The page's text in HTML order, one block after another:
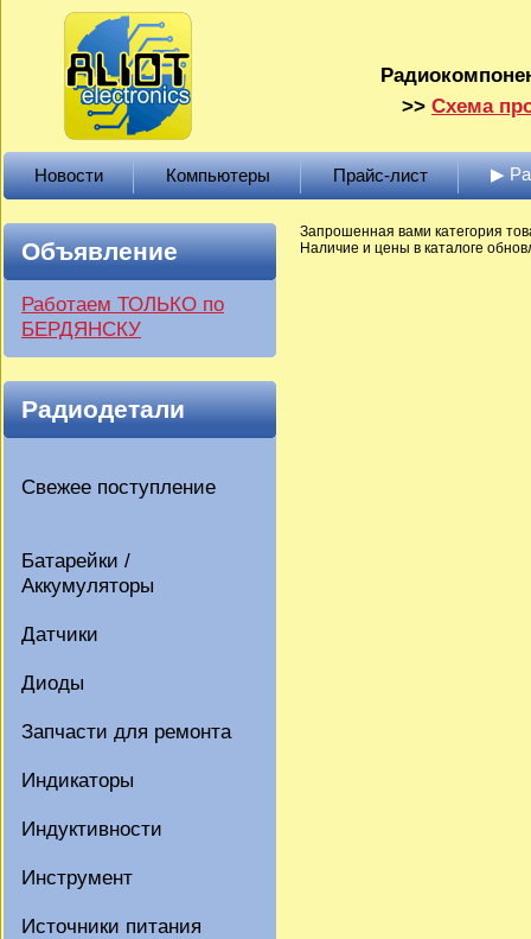
>> Схема
Новости Компьютеры Прайс-лист ▶
Объявление
Работаем ТОЛЬКО по
БЕРДЯНСКУ
Радиодетали
Свежее поступление
Батарейки /
Аккумуляторы
Датчики
Диоды
Запчасти для ремонта
Индикаторы
Индуктивности
Инструмент
Источники питания
Запрошенная вами категория
Наличие и цены в каталоге